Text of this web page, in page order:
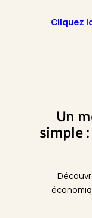
Cliquez
Un
simple